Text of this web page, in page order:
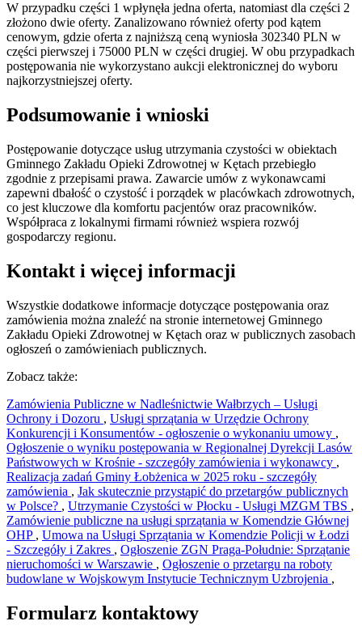
W przypadku części 1 wpłynęła jedna oferta, natomiast dla części 2
złożono dwie oferty. Zanalizowano również oferty pod kątem
cenowym, gdzie oferta z najniższą ceną wyniosła 302340 PLN w
części pierwszej i 75000 PLN w części drugiej. W obu przypadkach
postępowania nie wykorzystano aukcji elektronicznej do wyboru
najkorzystniejszej oferty.
Podsumowanie i wnioski
Postępowanie dotyczące usług utrzymania czystości w obiektach
Gminnego Zakładu Opieki Zdrowotnej w Kętach przebiegło
zgodnie z przepisami prawa. Zawarcie umów z wykonawcami
zapewni dbałość o czystość i porządek w placówkach zdrowotnych,
co jest kluczowe dla komfortu pacjentów oraz pracowników.
Współpraca z lokalnymi firmami również wspiera rozwój
gospodarczy regionu.
Kontakt i więcej informacji
Wszystkie dodatkowe informacje dotyczące postępowania oraz
zamówienia można znaleźć na stronie internetowej Gminnego
Zakładu Opieki Zdrowotnej w Kętach oraz w publicznych zasobach
ogłoszeń o zamówieniach publicznych.
Zobacz także:
Zamówienia Publiczne w Nadleśnictwie Wałbrzych – Usługi
Ochrony i Dozoru , Usługi sprzątania w Urzędzie Ochrony
Konkurencji i Konsumentów - ogłoszenie o wykonaniu umowy ,
Ogłoszenie o wyniku postępowania w Regionalnej Dyrekcji Lasów
Państwowych w Krośnie - szczegóły zamówienia i wykonawcy ,
Realizacja zadań Gminy Łobżenica w 2025 roku - szczegóły
zamówienia , Jak skutecznie przystąpić do przetargów publicznych
w Polsce? , Utrzymanie Czystości w Płocku - Usługi MZGM TBS ,
Zamówienie publiczne na usługi sprzątania w Komendzie Głównej
OHP , Umowa na Usługi Sprzątania w Komendzie Policji w Łodzi
- Szczegóły i Zakres , Ogłoszenie ZGN Praga-Południe: Sprzątanie
nieruchomości w Warszawie , Ogłoszenie o przetargu na roboty
budowlane w Wojskowym Instytucie Technicznym Uzbrojenia ,
Formularz kontaktowy